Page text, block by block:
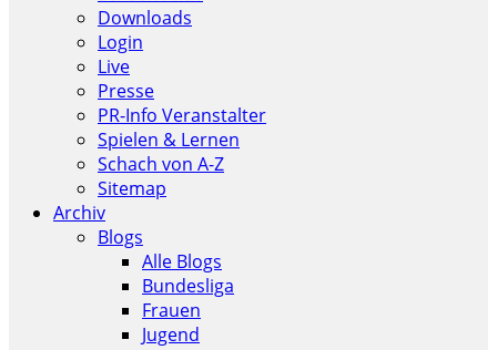
Downloads
Login
Live
Presse
PR-Info Veranstalter
Spielen & Lernen
Schach von A-Z
Sitemap
Archiv
Blogs
Alle Blogs
Bundesliga
Frauen
Jugend